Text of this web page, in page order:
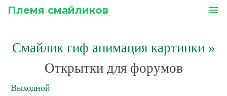
Племя смайликов menu
Смайлик гиф анимация картинки»
Открытки для форумов
Выходной